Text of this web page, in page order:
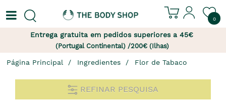
0
Entrega gratuita em pedidos superiores a 45€
(Portugal Continental) /200€ (Ilhas)
Página Principal Ingredientes Flor de Tabaco
REFINAR PESQUISA